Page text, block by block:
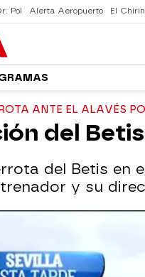
Pol Alerta Aeropuerto El
ANTE EL ALAVÉS
del
del Betis en
y su